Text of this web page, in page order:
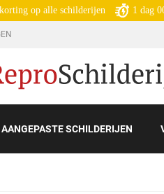
op alle schilderijen 1 dag
AANGEPASTE SCHILDERIJEN